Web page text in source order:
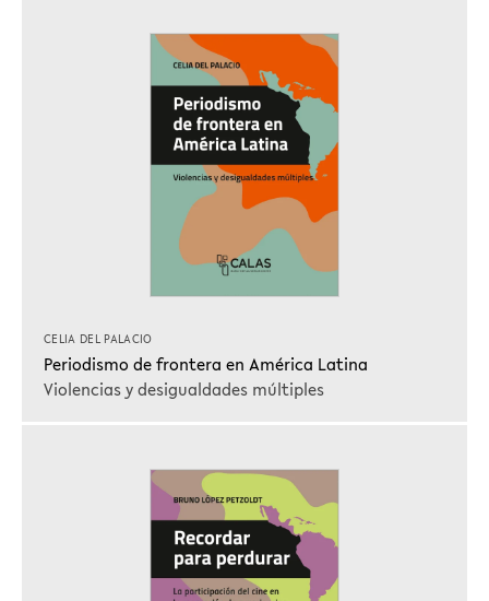
CELIA DEL PALACIO
Periodismo de frontera en América Latina
Violencias y desigualdades múltiples